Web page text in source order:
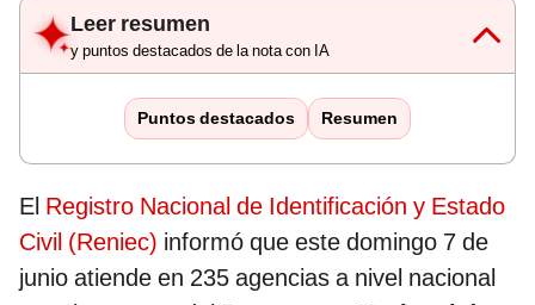
Leer resumen
y puntos destacados de la nota con IA
Puntos destacados Resumen
El Registro Nacional de Identificación y Estado
Civil (Reniec) informó que este domingo 7 de
junio atiende en 235 agencias a nivel nacional